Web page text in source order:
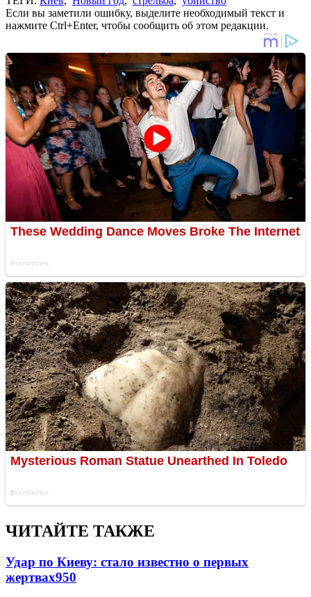
Если вы заметили ошибку, выделите необходимый текст и
нажмите Ctrl+Enter, чтобы сообщить об этом редакции.
ЧИТАЙТЕ ТАКЖЕ
Удар по Киеву: стало известно о первых
жертвах950